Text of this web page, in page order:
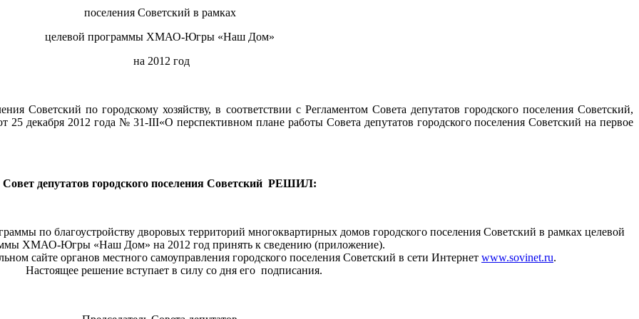
поселения Советский в рамках
целевой программы ХМАО-Югры «Наш Дом»
на 2012 год
по городскому хозяйству, в соответствии с Регламентом Совета депутатов городского поселения Советский,
25 декабря 2012 года № 31-III«О перспективном плане работы Совета депутатов городского поселения Советский на первое
Совет депутатов городского поселения Советский РЕШИЛ:
по благоустройству дворовых территорий многоквартирных домов городского поселения Советский в рамках целевой
ХМАО-Югры «Наш Дом» на 2012 год принять к сведению (приложение).
сайте органов местного самоуправления городского поселения Советский в сети Интернет www.sovinet.ru.
Настоящее решение вступает в силу со дня его подписания.